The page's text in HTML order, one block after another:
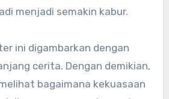
menjadi semakin kabur.
ini digambarkan dengan
cerita. Dengan demikian,
bagaimana kekuasaan